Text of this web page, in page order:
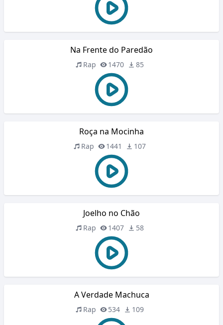
Na Frente do Paredão
Rap 1470 85
Roça na Mocinha
Rap 1441 107
Joelho no Chão
Rap 1407 58
A Verdade Machuca
Rap 534 109